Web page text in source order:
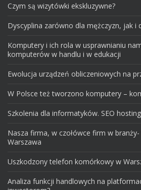
Czym są wizytówki ekskluzywne?
Dyscyplina zarówno dla mężczyzn, jak i
Komputery i ich rola w usprawnianiu
komputerów w handlu i w edukacji
Ewolucja urządzeń obliczeniowych na
W Polsce też tworzono komputery –
Szkolenia dla informatyków. SEO
Nasza firma, w czołówce firm w
Warszawa
Uszkodzony telefon komórkowy w
Analiza funkcji handlowych na